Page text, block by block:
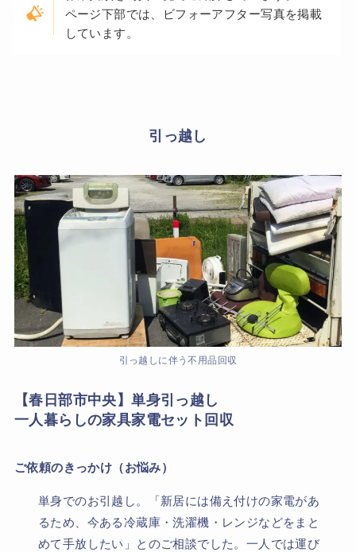
ページ下部では、ビフォーアフター写真を掲載
しています。
引っ越し
引っ越しに伴う不用品回収
【春日部市中央】単身引っ越し
一人暮らしの家具家電セット回収
ご依頼のきっかけ（お悩み）
単身でのお引越し。「新居には備え付けの家電があ
るため、今ある冷蔵庫・洗濯機・レンジなどをまと
めて手放したい」とのご相談でした。一人では運び